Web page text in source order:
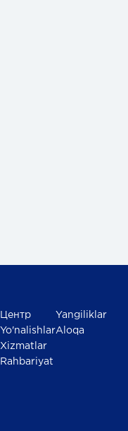
Центр
Yo'nalishlar
Xizmatlar
Rahbariyat
Yangiliklar
Aloqa